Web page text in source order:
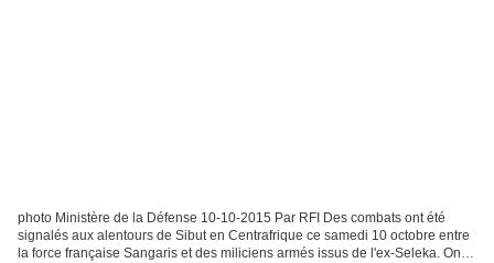
photo Ministère de la Défense 10-10-2015 Par RFI Des combats ont été
signalés aux alentours de Sibut en Centrafrique ce samedi 10 octobre entre
la force française Sangaris et des miliciens armés issus de l'ex-Seleka. On